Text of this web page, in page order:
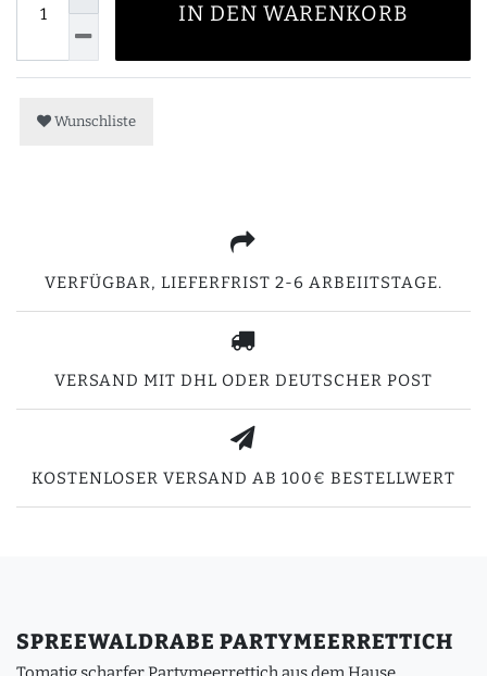
IN DEN WARENKORB
Wunschliste
VERFÜGBAR, LIEFERFRIST 2-6 ARBEIITSTAGE.
VERSAND MIT DHL ODER DEUTSCHER POST
KOSTENLOSER VERSAND AB 100€ BESTELLWERT
SPREEWALDRABE PARTYMEERRETTICH